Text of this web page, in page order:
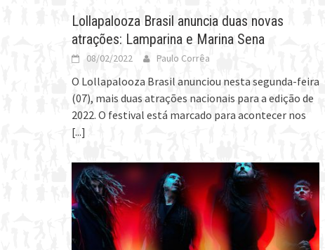
Lollapalooza Brasil anuncia duas novas
atrações: Lamparina e Marina Sena
08/02/2022 Paulo Corrêa
O Lollapalooza Brasil anunciou nesta segunda-feira
(07), mais duas atrações nacionais para a edição de
2022. O festival está marcado para acontecer nos
[...]